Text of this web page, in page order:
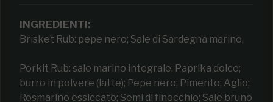
INGREDIENTI:
Brisket Rub: pepe nero; Sale di Sardegna marino.
Porkit Rub: sale marino integrale; Paprika dolce;
burro in polvere (latte); Pepe nero; Pimento; Aglio;
Rosmarino essiccato; Semi di finocchio; Sale bruno